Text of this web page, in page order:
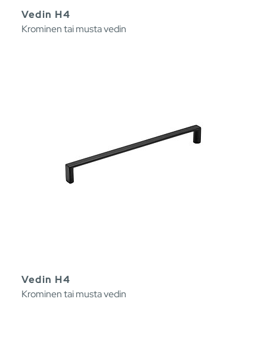
Vedin H4
Krominen tai musta vedin
Vedin H4
Krominen tai musta vedin